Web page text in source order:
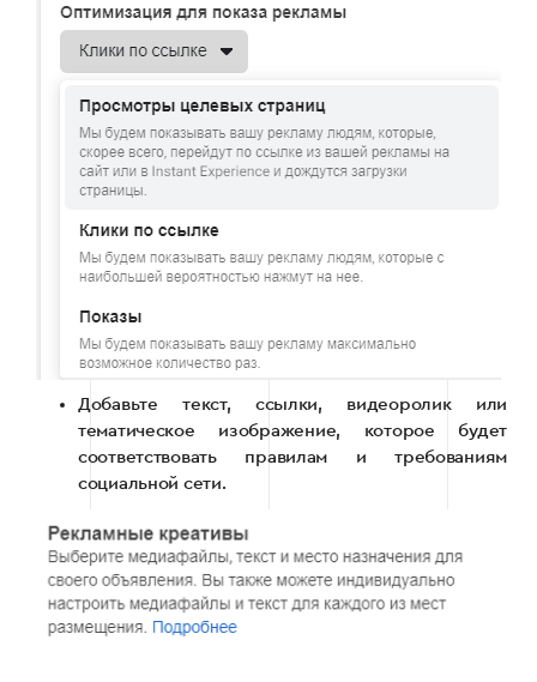
Добавьте текст, ссылки, видеоролик или
тематическое изображение, которое будет
соответствовать правилам и требованиям
социальной сети.